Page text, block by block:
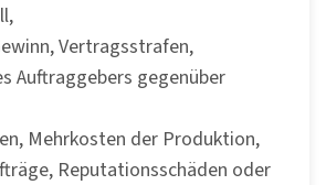
Vertragsstrafen,
Auftraggebers gegenüber
Mehrkosten der Produktion,
Reputationsschäden oder